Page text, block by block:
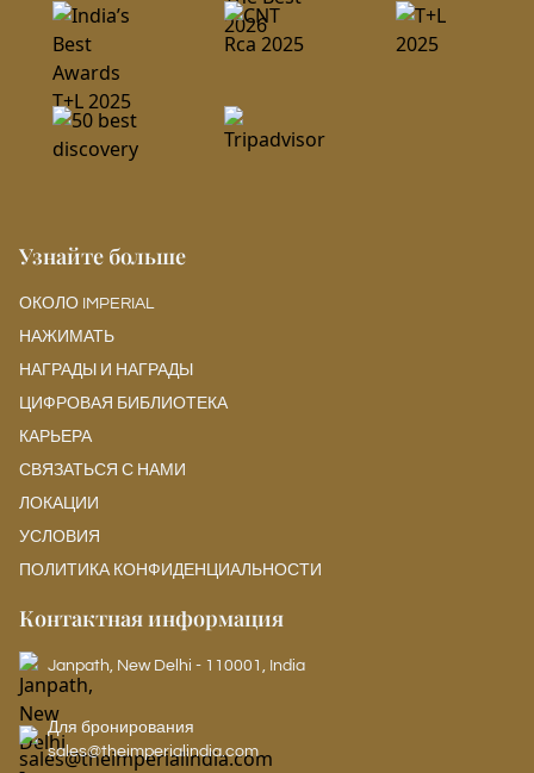
Узнайте больше
ОКОЛО IMPERIAL
НАЖИМАТЬ
НАГРАДЫ И НАГРАДЫ
ЦИФРОВАЯ БИБЛИОТЕКА
КАРЬЕРА
СВЯЗАТЬСЯ С НАМИ
ЛОКАЦИИ
УСЛОВИЯ
ПОЛИТИКА КОНФИДЕНЦИАЛЬНОСТИ
Контактная информация
Janpath, New Delhi - 110001, India
Для бронирования
sales@theimperialindia.com